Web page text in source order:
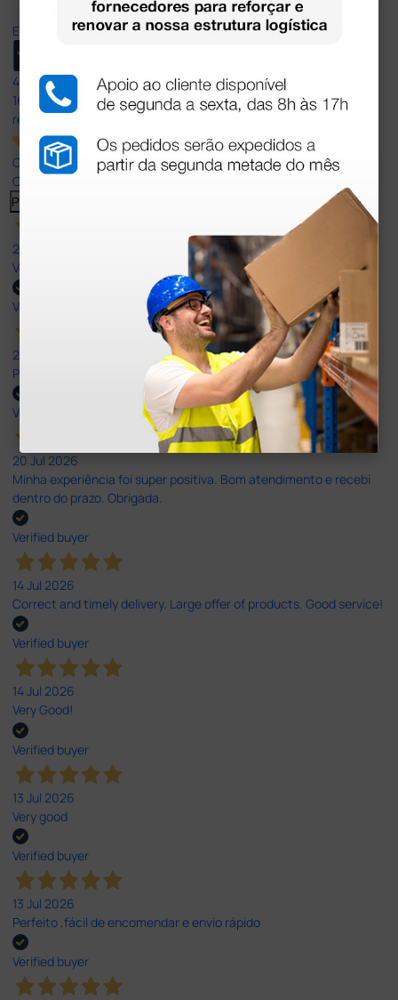
Excellent
4,8
/5
165
reviews
Our 4 and 5 star reviews.
Click here to read them all >
Previous
27 Jul 2026
Very good
Verified buyer
27 Jul 2026
Prefeito
Verified buyer
20 Jul 2026
Minha experiência foi super positiva. Bom atendimento e recebi
dentro do prazo. Obrigada.
Verified buyer
14 Jul 2026
Correct and timely delivery. Large offer of products. Good service!
Verified buyer
14 Jul 2026
Very Good!
Verified buyer
13 Jul 2026
Very good
Verified buyer
13 Jul 2026
Perfeito ,fácil de encomendar e envio rápido
Verified buyer